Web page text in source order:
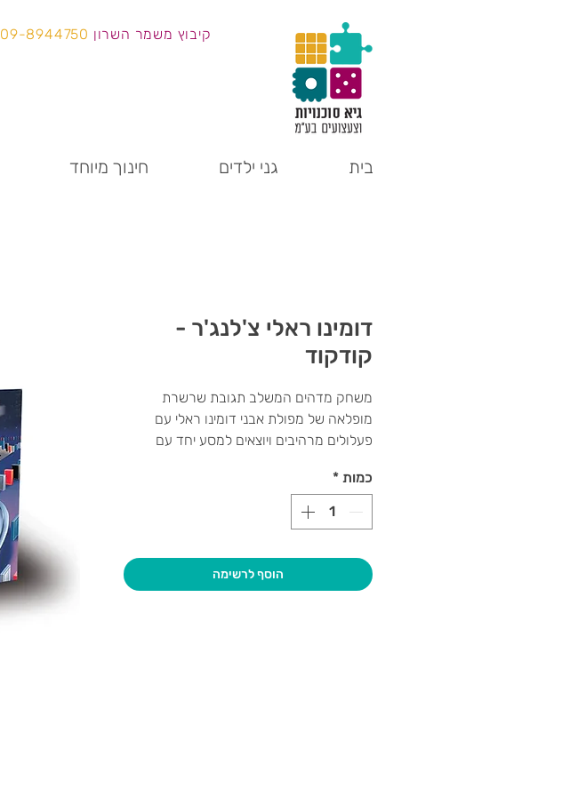
קיבוץ משמר השרון 09-8944750
בית גני ילדים חינוך מיוחד
דומינו ראלי צ'לנג'ר -
קודקוד
משחק מדהים המשלב תגובת שרשרת
מופלאה של מפולת אבני דומינו ראלי עם
פעלולים מרהיבים ויוצאים למסע יחד עם
נודע, בעזרת מתקני פעולה ואביזרים
עתידניים.
כמות *
הוסף לרשימה